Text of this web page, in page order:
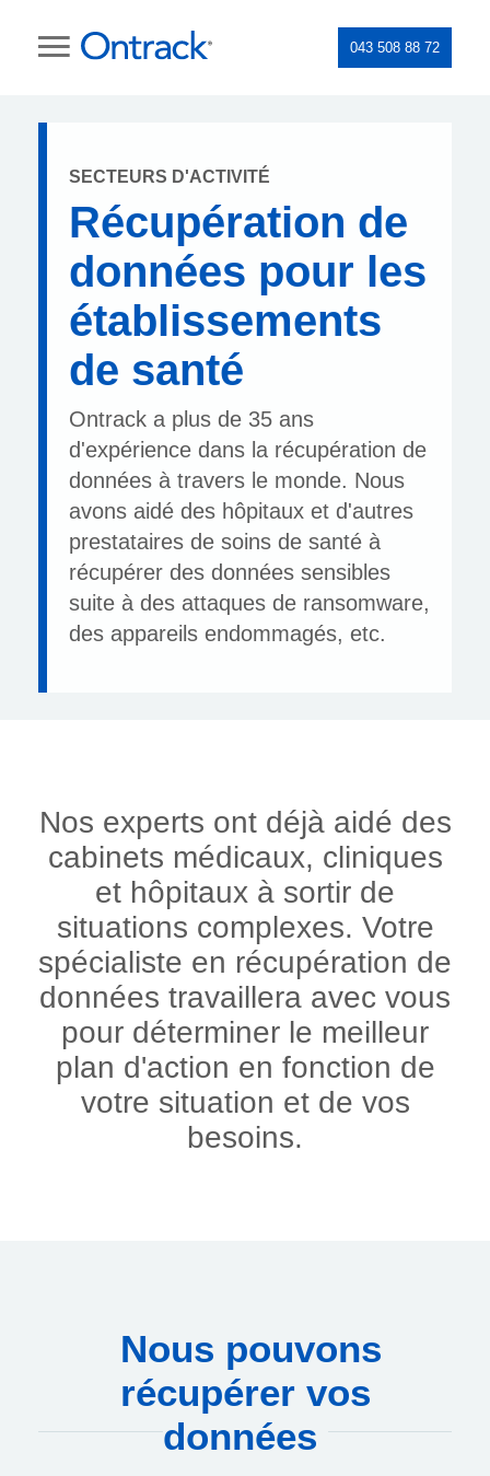
043 508 88 72
SECTEURS D'ACTIVITÉ
Récupération de
données pour les
établissements
de santé
Ontrack a plus de 35 ans
d'expérience dans la récupération de
données à travers le monde. Nous
avons aidé des hôpitaux et d'autres
prestataires de soins de santé à
récupérer des données sensibles
suite à des attaques de ransomware,
des appareils endommagés, etc.
Nos experts ont déjà aidé des
cabinets médicaux, cliniques
et hôpitaux à sortir de
situations complexes. Votre
spécialiste en récupération de
données travaillera avec vous
pour déterminer le meilleur
plan d'action en fonction de
votre situation et de vos
besoins.
Nous pouvons
récupérer vos
données